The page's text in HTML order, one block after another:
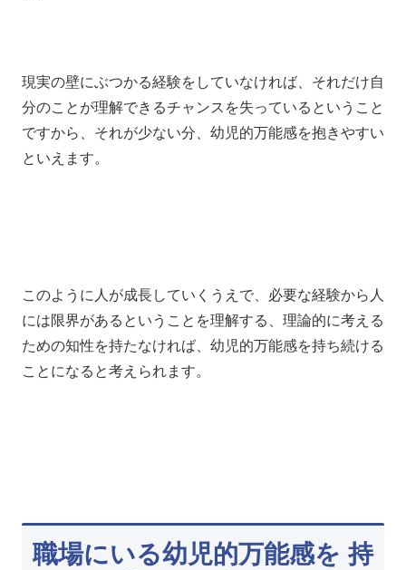
現実の壁にぶつかる経験をしていなければ、それだけ自
分のことが理解できるチャンスを失っているということ
ですから、それが少ない分、幼児的万能感を抱きやすい
といえます。
このように人が成長していくうえで、必要な経験から人
には限界があるということを理解する、理論的に考える
ための知性を持たなければ、幼児的万能感を持ち続ける
ことになると考えられます。
職場にいる幼児的万能感を 持